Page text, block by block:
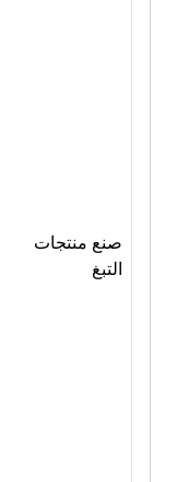
صنع منتجات
التبغ